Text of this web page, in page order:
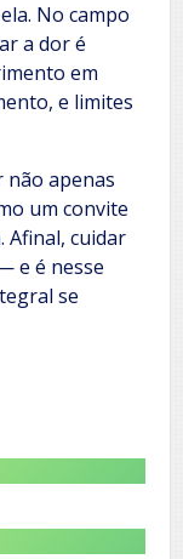
No campo
a dor é
em
e limites
não apenas
um convite
Afinal, cuidar
e é nesse
se